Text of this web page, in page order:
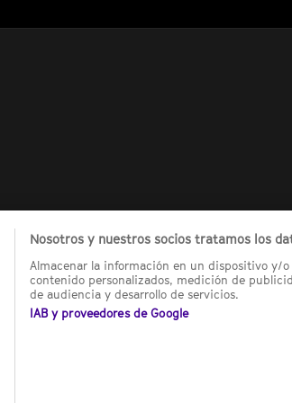
Nosotros y nuestros socios tratamos los
Almacenar la información en un dispositivo y/
contenido personalizados, medición de
de audiencia y desarrollo de servicios.
IAB y proveedores de Google